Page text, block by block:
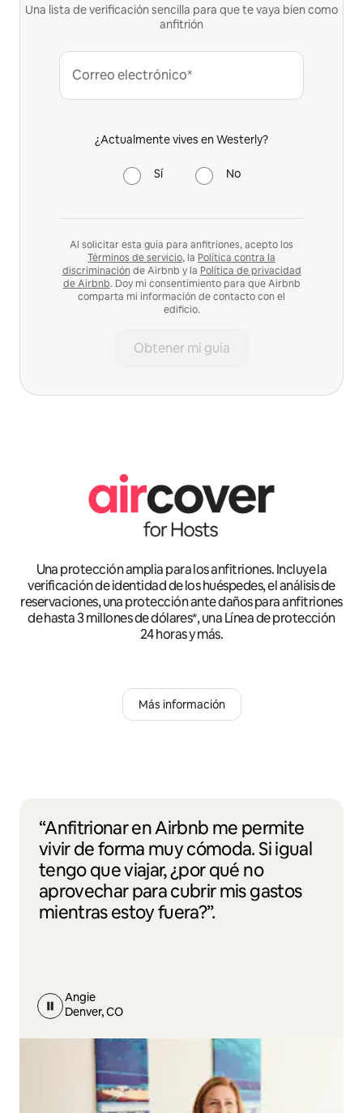
Una lista de verificación sencilla para que te vaya bien como
anfitrión
Correo electrónico*
¿Actualmente vives en Westerly?
Sí No
Al solicitar esta guía para anfitriones, acepto los
Términos de servicio, la Política contra la
discriminación de Airbnb y la Política de privacidad
de Airbnb. Doy mi consentimiento para que Airbnb
comparta mi información de contacto con el
edificio.
Obtener mi guía
Una protección amplia para los anfitriones. Incluye la
verificación de identidad de los huéspedes, el análisis de
reservaciones, una protección ante daños para anfitriones
de hasta 3 millones de dólares*, una Línea de protección
24 horas y más.
Más información
“Anfitrionar en Airbnb me permite
vivir de forma muy cómoda. Si igual
tengo que viajar, ¿por qué no
aprovechar para cubrir mis gastos
mientras estoy fuera?”.
Angie
Denver, CO